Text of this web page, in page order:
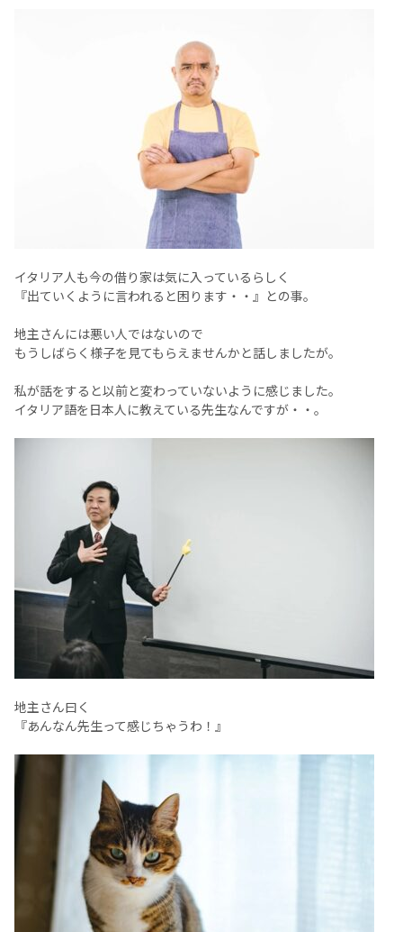
イタリア人も今の借り家は気に入っているらしく
『出ていくように言われると困ります・・』との事。
地主さんには悪い人ではないので
もうしばらく様子を見てもらえませんかと話しましたが。
私が話をすると以前と変わっていないように感じました。
イタリア語を日本人に教えている先生なんですが・・。
地主さん曰く
『あんなん先生って感じちゃうわ！』